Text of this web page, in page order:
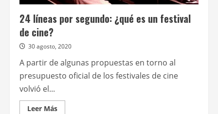
24 líneas por segundo: ¿qué es un festival
de cine?
30 agosto, 2020
A partir de algunas propuestas en torno al
presupuesto oficial de los festivales de cine
volvió el...
Leer MásLeer